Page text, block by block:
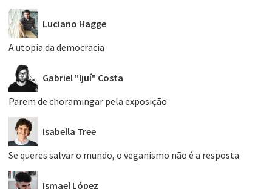
Luciano Hagge
A utopia da democracia
Gabriel "Ijuí" Costa
Parem de choramingar pela exposição
Isabella Tree
Se queres salvar o mundo, o veganismo não é a resposta
Ismael López